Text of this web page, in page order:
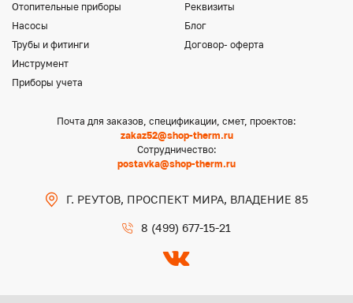
Отопительные приборы
Насосы
Трубы и фитинги
Инструмент
Приборы учета
Реквизиты
Блог
Договор- оферта
Почта для заказов, спецификации, смет, проектов:
zakaz52@shop-therm.ru
Сотрудничество:
postavka@shop-therm.ru
Г. РЕУТОВ, ПРОСПЕКТ МИРА, ВЛАДЕНИЕ 85
8 (499) 677-15-21